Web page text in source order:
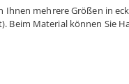
mehrere Größen in
Beim Material können Sie